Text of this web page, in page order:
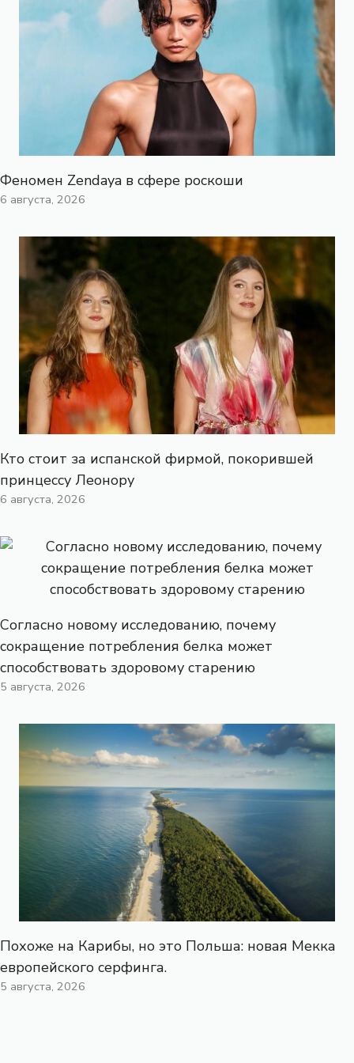
Феномен Zendaya в сфере роскоши
6 августа, 2026
Кто стоит за испанской фирмой, покорившей
принцессу Леонору
6 августа, 2026
Согласно новому исследованию, почему
сокращение потребления белка может
способствовать здоровому старению
5 августа, 2026
Похоже на Карибы, но это Польша: новая Мекка
европейского серфинга.
5 августа, 2026